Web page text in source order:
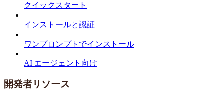
クイックスタート
インストールと認証
ワンプロンプトでインストール
AI エージェント向け
開発者リソース